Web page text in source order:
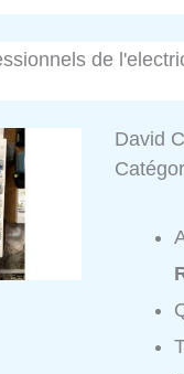
de
David